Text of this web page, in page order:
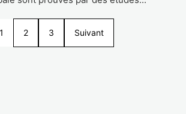
1 2 3 Suivant